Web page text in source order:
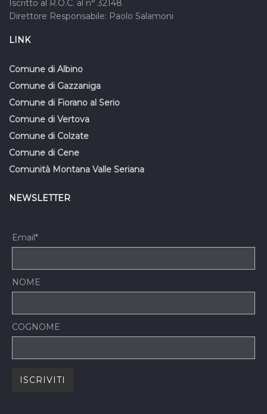
Iscritto al R.O.C. al n° 32148
Direttore Responsabile: Paolo Salamoni
LINK
Comune di Albino
Comune di Gazzaniga
Comune di Fiorano al Serio
Comune di Vertova
Comune di Colzate
Comune di Cene
Comunità Montana Valle Seriana
NEWSLETTER
Email*
NOME
COGNOME